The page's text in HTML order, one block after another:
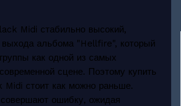
Midi стабильно высокий,
выхода альбома "Hellfire", который
как одной из самых
сцене. Поэтому купить
Midi стоит как можно раньше.
ошибку, ожидая